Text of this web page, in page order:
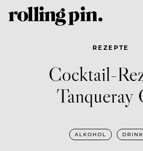
REZEPTE
Cocktail-
Tanqueray
ALKOHOL